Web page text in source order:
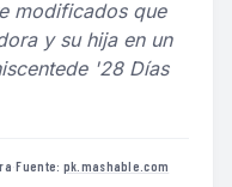
modificados que
y su hija en un
'28 Días
·Fuente: pk.mashable.com